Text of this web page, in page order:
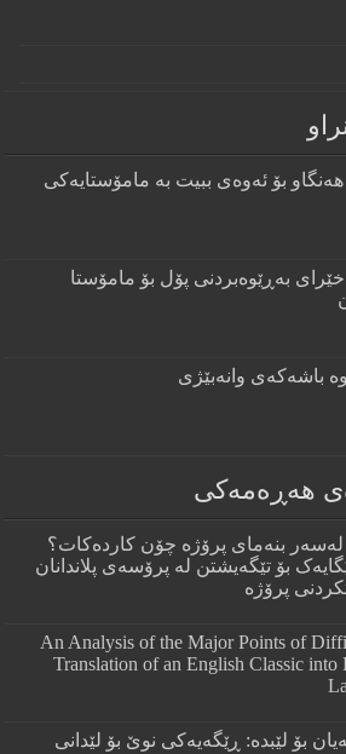
بۆ ئەوەی ببیت بە مامۆستایەکی
خێرای به‌ڕێوه‌بردنی پۆل بۆ مامۆستا
باشه‌كه‌ی وانه‌بێژی
هەڕەمەکی
لەسەر بنەمای پرۆژە چۆن کاردەکات؟
بۆ تێگەیشتن لە پرۆسەی پلاندانان
پرۆژە
An Analysis of the Major Points of
Translation of an English Classic into
بۆ لێبدە: ڕێگەیەکی نوێ بۆ لێدانی